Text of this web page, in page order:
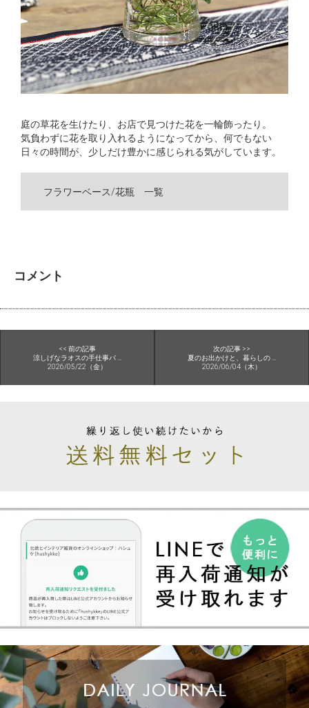
庭の草花を生けたり、お店で見つけた花を一輪飾ったり。
気負わずに花を取り入れるようになってから、何でもない
日々の時間が、少しだけ豊かに感じられる気がしています。
フラワーベース/花瓶 一覧
コメント
<< 前の記事
涼しげなラオスの手仕事バ ...
2026/05/22（金）
次の記事 >>
夏のお出かけと、暮らしの ...
2026/06/04（木）